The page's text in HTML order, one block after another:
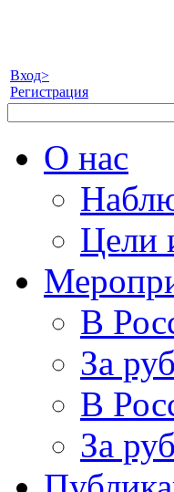
Вход>
Регистрация
О нас
Цели
В
За
В
За